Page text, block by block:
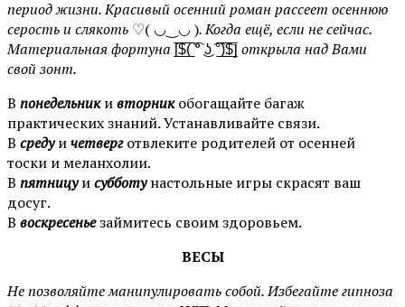
период жизни. Красивый осенний роман рассеет осеннюю
серость и слякоть ♡( ◡‿◡ ). Когда ещё, если не сейчас.
Материальная фортуна[̲̅$̲̅(̲̅ ͡° ͜ʖ ͡°̲̅)̲̅$̲̅]открыла над Вами
свой зонт.
В понедельникивторникобогащайте багаж
практических знаний. Устанавливайте связи.
В средуичетверготвлеките родителей от осенней
тоски и меланхолии.
В пятницуисубботунастольные игры скрасят ваш
досуг.
В воскресеньезаймитесь своим здоровьем.
ВЕСЫ
Не позволяйте манипулировать собой. Избегайте гипноза